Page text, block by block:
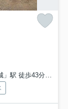
」駅 徒歩43分